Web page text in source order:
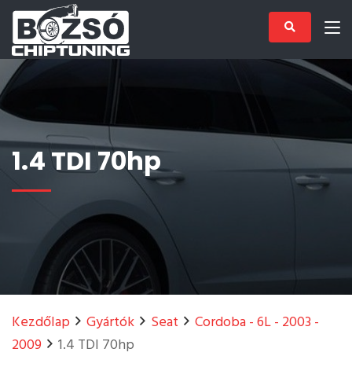
1.4 TDI 70hp
Kezdőlap Gyártók Seat
Cordoba - 6L - 2003 -
2009
1.4 TDI 70hp